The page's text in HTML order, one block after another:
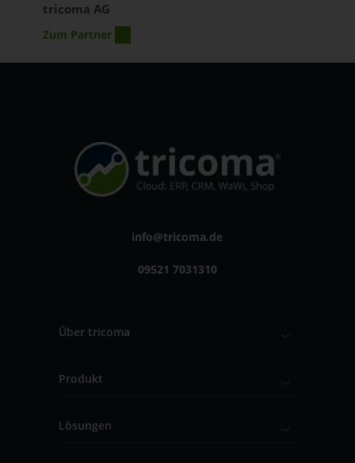
tricoma AG
Zum Partner
info@tricoma.de
09521 7031310
Über tricoma
Produkt
Lösungen